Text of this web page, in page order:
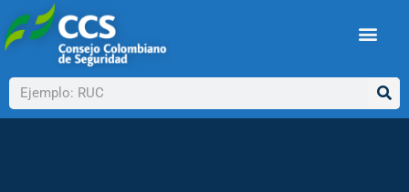
al
contenido
Buscar